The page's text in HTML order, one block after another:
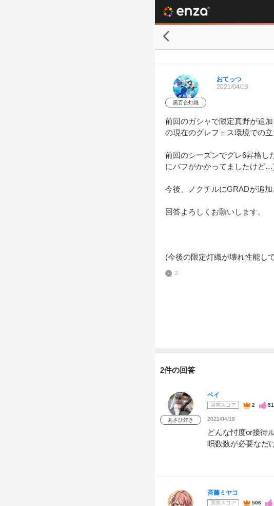
黒百合灯織
おてっつ
2021/04/13
前回のガシャで限定真野が追
の現在のグレフェス環境での
前回のシーズンでグレ6昇格し
にバフがかかってましたけど
今後、ノクチルにGRADが追
回答よろしくお願いします。
(今後の限定灯織が壊れ性能
2
2件の回答
あさひ好き
ベイ
回答スコア 2 51
2021/04/18
どんな忖度or接待
唄数数が必要なだ
斉藤ミヤコ
回答スコア 506